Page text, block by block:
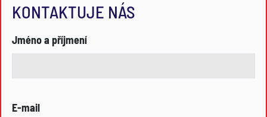
KONTAKTUJE NÁS
Jméno a příjmení
E-mail